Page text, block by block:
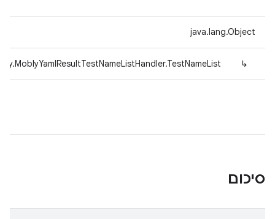
java.lang.Object
↳
סיכום